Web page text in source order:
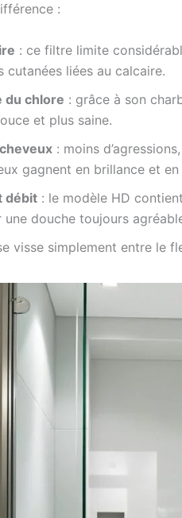
:
: ce filtre limite
liées au calcaire.
du chlore : grâce à son
et plus saine.
: moins
gagnent en brillance et
débit : le modèle HD
une douche toujours
visse simplement entre le